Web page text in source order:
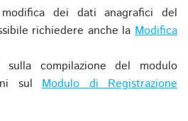
dei dati anagrafici del
richiedere anche laModifica
compilazione del modulo
sul Modulo di Registrazione